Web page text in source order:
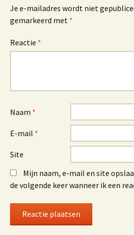
Je e-mailadres wordt niet
gemarkeerd met *
Reactie *
Naam *
E-mail *
Site
Mijn naam, e-mail en site
de volgende keer wanneer ik een